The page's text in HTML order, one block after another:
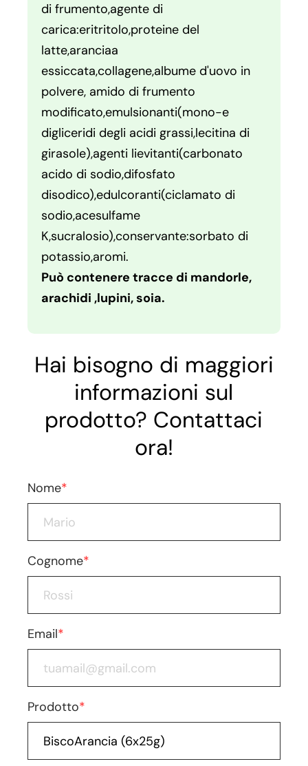
di frumento,agente di
carica:eritritolo,proteine del
latte,aranciaa
essiccata,collagene,albume d'uovo in
polvere, amido di frumento
modificato,emulsionanti(mono-e
digliceridi degli acidi grassi,lecitina di
girasole),agenti lievitanti(carbonato
acido di sodio,difosfato
disodico),edulcoranti(ciclamato di
sodio,acesulfame
K,sucralosio),conservante:sorbato di
potassio,aromi.
Può contenere tracce di mandorle,
arachidi ,lupini, soia.
Hai bisogno di maggiori
informazioni sul
prodotto? Contattaci
ora!
Nome*
Cognome*
Email*
Prodotto*